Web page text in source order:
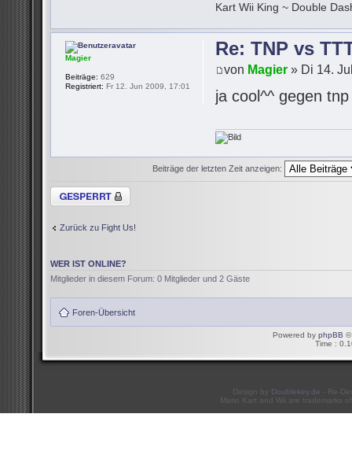
Kart Wii King ~ Double
Re: TNP vs
von Magier » Di 14.
ja cool^^ gegen
Magier
Beiträge: 629
Registriert: Fr 12. Jun 2009, 17:01
Beiträge der letzten Zeit anzeigen:
Thema gesperrt
Zurück zu Fight Us!
WER IST ONLINE?
Mitglieder in diesem Forum: 0 Mitglieder und 2 Gäste
Foren-Übersicht
Powered by phpBB ©
Time :
Design by Doublekey.de - Re-
Mario Kart and Wii are trademarks